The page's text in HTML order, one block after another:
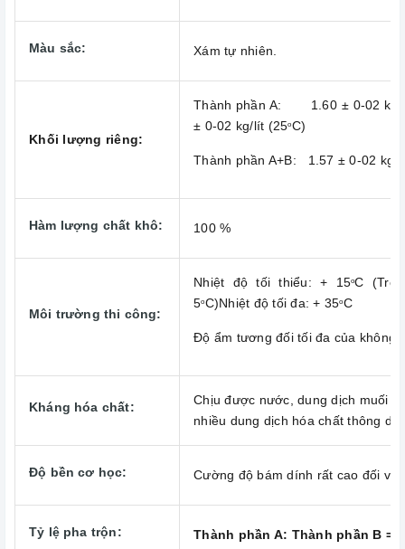
Màu sắc: Xám tự nhiên.
Khối lượng riêng:
Thành phần A: 1.60 ± 0-02 kg/
± 0-02 kg/lít (25oC)
Thành phần A+B: 1.57 ± 0-02 kg/
Hàm lượng chất khô: 100 %
Môi trường thi công:
Nhiệt độ tối thiểu: + 15oC
5oC)Nhiệt độ tối đa: + 35oC
Độ ẩm tương đối tối đa của không
Kháng hóa chất:
Chịu được nước, dung dịch muối
nhiều dung dịch hóa chất thông
Độ bền cơ học: Cường độ bám dính rất cao đối
Tỷ lệ pha trộn: Thành phần A: Thành phần B =